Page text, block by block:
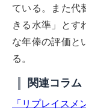
ている。また代
きる水準」とす
な年俸の評価と
る。
関連コラム
「リプレイス